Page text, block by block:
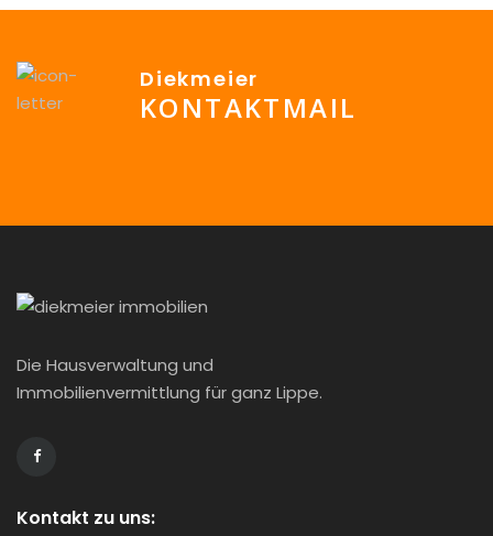
Diekmeier
KONTAKTMAIL
Die Hausverwaltung und
Immobilienvermittlung für ganz Lippe.
Kontakt zu uns: